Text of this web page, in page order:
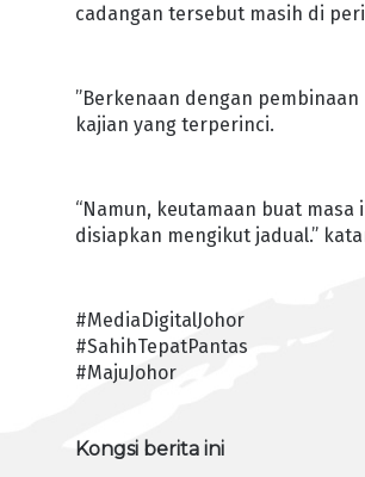
cadangan tersebut masih di
”Berkenaan dengan
kajian yang terperinci.
“Namun, keutamaan buat
disiapkan mengikut jadual.”
#MediaDigitalJohor
#SahihTepatPantas
#MajuJohor
Kongsi berita ini